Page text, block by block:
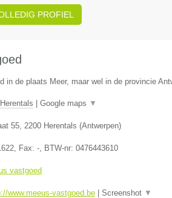
PROFIEL
in de plaats Meer, maar wel in de provincie
Herentals Google maps ▼
55, 2200 Herentals (Antwerpen)
, Fax: -, BTW-nr: 0476443610
vastgoed
www.meeus-vastgoed.be| Screenshot ▼